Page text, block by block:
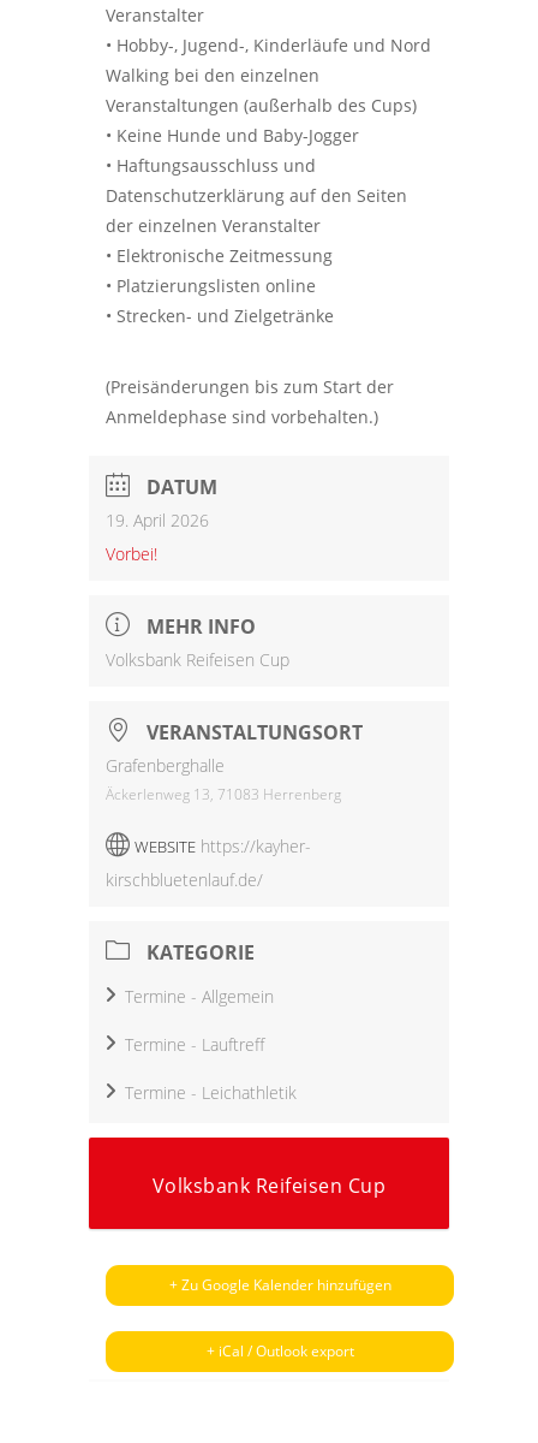
Veranstalter
• Hobby-, Jugend-, Kinderläufe und Nord
Walking bei den einzelnen
Veranstaltungen (außerhalb des Cups)
• Keine Hunde und Baby-Jogger
• Haftungsausschluss und
Datenschutzerklärung auf den Seiten
der einzelnen Veranstalter
• Elektronische Zeitmessung
• Platzierungslisten online
• Strecken- und Zielgetränke
(Preisänderungen bis zum Start der
Anmeldephase sind vorbehalten.)
DATUM
19. April 2026
Vorbei!
MEHR INFO
Volksbank Reifeisen Cup
VERANSTALTUNGSORT
Grafenberghalle
Äckerlenweg 13, 71083 Herrenberg
WEBSITE https://kayher-
kirschbluetenlauf.de/
KATEGORIE
Termine - Allgemein
Termine - Lauftreff
Termine - Leichathletik
Volksbank Reifeisen Cup
+ Zu Google Kalender hinzufügen
+ iCal / Outlook export